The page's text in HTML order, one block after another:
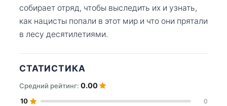
собирает отряд, чтобы выследить их и узнать,
как нацисты попали в этот мир и что они прятали
в лесу десятилетиями.
СТАТИСТИКА
Средний рейтинг: 0.00
10 0